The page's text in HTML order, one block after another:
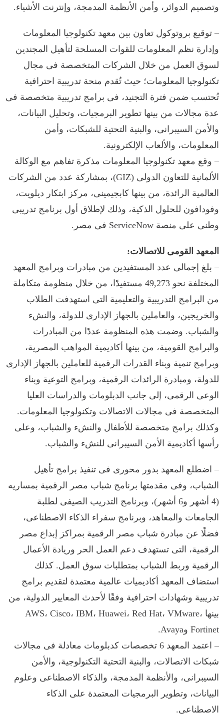
وتصميم الدوائر، وأمن الأنظمة المدمجة، وإنترنت الأشياء.
– توقيع بروتوكول تعاون بين معهد تكنولوجيا المعلومات
وإدارة نظم المعلومات للقوات المسلحة لتأهيل المجندين
لسوق العمل من خلال الشركات المتخصصة فى مجال
تكنولوجيا المعلومات؛ حيث تُقدم منحة تدريبية احترافية
تُحتسب ضمن فترة التجنيد، فى برامج تدريبية متخصصة فى
عدة مجالات من بينها تطوير البرمجيات، وتحليل البيانات،
والأمن السيبرانى، والبنية التحتية للشبكات، وأمن
المعلومات، والألعاب الإلكترونية.
– وقع معهد تكنولوجيا المعلومات مذكرة تفاهم مع الوكالة
الألمانية للتعاون الدولى (GIZ)، بمشاركة عدد من الشركات
العالمية الرائدة، من بينها كابجيمينى، مركز ابتكار ديلويت،
وفودافون للحلول الذكية، وذلك لإطلاق أول برنامج تدريبى
وطنى على منصة ServiceNow فى مصر.
المعهد القومى للاتصالات:
– بلغ إجمالى عدد المستفيدين من مبادرات وبرامج المعهد
المختلفة نحو 49,273 مستفيدًا، من خلال منظومة متكاملة
من البرامج التدريبية والتعليمية التى استهدفت الطلاب
والخريجين، والعاملين بالجهاز الإدارى للدولة، والنشء
والشباب. وضمت هذه المنظومة عددًا من المبادرات
والبرامج القومية، من بينها أكاديمية المواهب المصرية،
وبرامج تنمية وبناء القدرات الرقمية للعاملين بالجهاز الإدارى
للدولة، ومبادرة الرائدات الرقمية، وبرامج التوعية وبناء
الوعى الرقمى، إلى جانب الدبلومات والدراسات العليا
المتخصصة فى مجالات الاتصالات وتكنولوجيا المعلومات.
وكذلك برامج متخصصة للأطفال والنشء والشباب، وعلى
رأسها أكاديمية الأمن السيبرانى للنشء والشباب.
– اضطلع المعهد بدور محورى فى تنفيذ برامج تأهيل
الشباب، وفى مقدمتها برنامج شباب مصر الرقمية بمساريه
(4 أشهر و6 أشهر)، وبرنامج التدريب الصيفى لطلبة
الجامعات والمعاهد، وبرنامج سفراء الذكاء الاصطناعى،
فضلًا عن مبادرة شباب مصر الرقمية بمراكز إبداع مصر
الرقمية، التى تستهدف دعم العمل الحر وريادة الأعمال
الرقمية وربط الشباب بمتطلبات سوق العمل. كذلك
استضاف المعهد أكاديميات عالمية معتمدة لتقديم برامج
تدريبية وشهادات احترافية وفقًا لأحدث المعايير الدولية، من
بينها AWS، Cisco، IBM، Huawei، Red Hat، VMware،
Fortinet وAvaya.
– اعتمد المعهد 6 تخصصات كدبلومات معادلة فى مجالات
شبكات الاتصالات، والبنية التحتية التكنولوجية، والأمن
السيبرانى، والأنظمة المدمجة، والذكاء الاصطناعى وعلوم
البيانات، وتطوير البرمجيات المعتمدة على الذكاء
الاصطناعى.